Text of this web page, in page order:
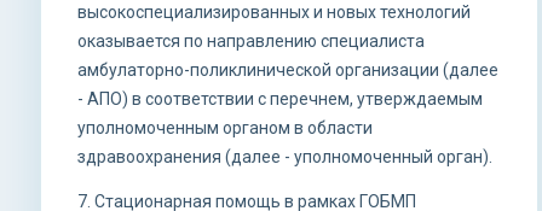
высокоспециализированных и новых технологий
оказывается по направлению специалиста
амбулаторно-поликлинической организации (далее
- АПО) в соответствии с перечнем, утверждаемым
уполномоченным органом в области
здравоохранения (далее - уполномоченный орган).
7. Стационарная помощь в рамках ГОБМП